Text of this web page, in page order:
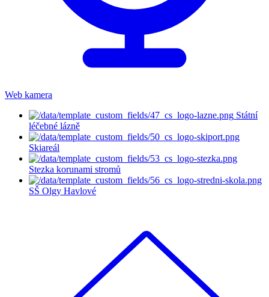
Web kamera
Státní
léčebné lázně
Skiareál
Stezka korunami stromů
SŠ Olgy Havlové